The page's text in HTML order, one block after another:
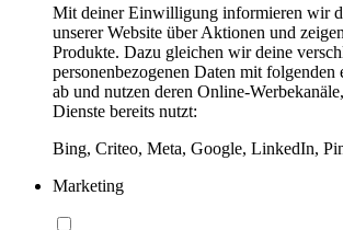
Mit deiner Einwilligung informieren wir
unserer Website über Aktionen und
Produkte. Dazu gleichen wir deine
personenbezogenen Daten mit folgenden
ab und nutzen deren Online-
Dienste bereits nutzt:
Bing, Criteo, Meta, Google, LinkedIn,
Marketing